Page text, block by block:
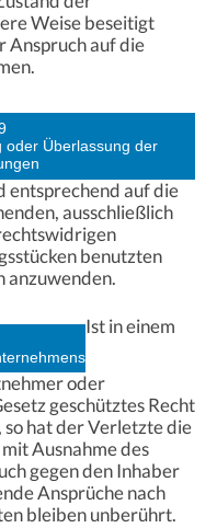
Weise beseitigt
Anspruch auf die
oder Überlassung der
entsprechend auf die
ausschließlich
benutzten
anzuwenden.
Ist in einem
oder
geschütztes Recht
hat der Verletzte die
Ausnahme des
gegen den Inhaber
Ansprüche nach
bleiben unberührt.